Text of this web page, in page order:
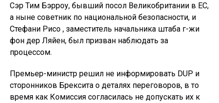
Сэр Тим Бэрроу, бывший посол Великобритании в ЕС,
а ныне советник по национальной безопасности, и
Стефани Рисо , заместитель начальника штаба г-жи
фон дер Ляйен, был призван наблюдать за
процессом.
Премьер-министр решил не информировать DUP и
сторонников Брексита о деталях переговоров, в то
время как Комиссия согласилась не допускать их к